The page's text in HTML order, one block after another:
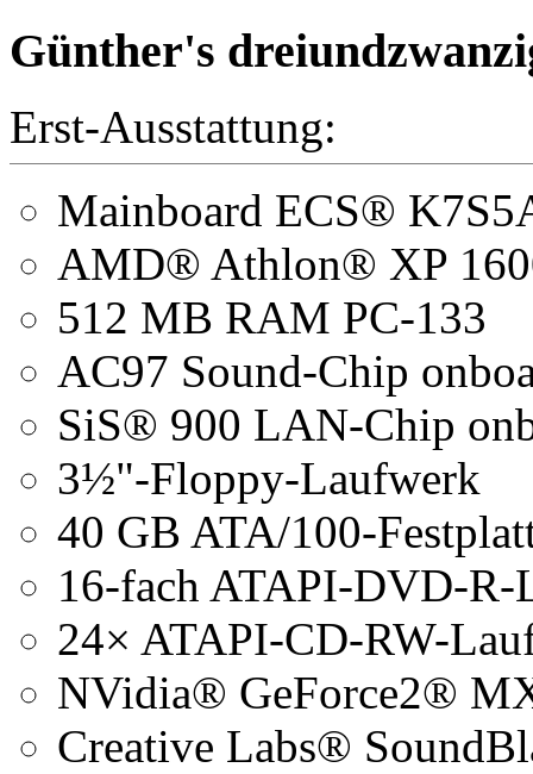
Günther's
Erst-Ausstattung:
Mainboard ECS®
AMD® Athlon® XP
512 MB RAM PC-133
AC97 Sound-Chip
SiS® 900 LAN-Chip
3½"-Floppy-Laufwerk
40 GB ATA/100-
16-fach ATAPI-DVD-R-
24× ATAPI-CD-RW-
NVidia® GeForce2®
Creative Labs®